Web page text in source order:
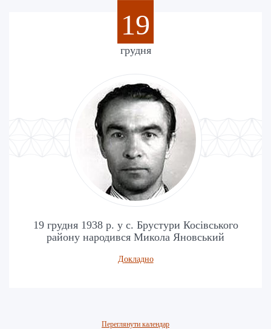
19
грудня
19 грудня 1938 р. у с. Брустури Косівського
району народився Микола Яновський
Докладно
Переглянути календар